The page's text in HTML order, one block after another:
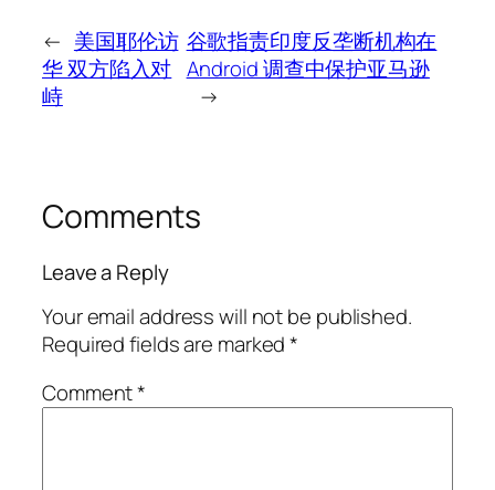
← 美国耶伦访
华 双方陷入对
峙
谷歌指责印度反垄断机构在
Android 调查中保护亚马逊
→
Comments
Leave a Reply
Your email address will not be published.
Required fields are marked*
Comment*